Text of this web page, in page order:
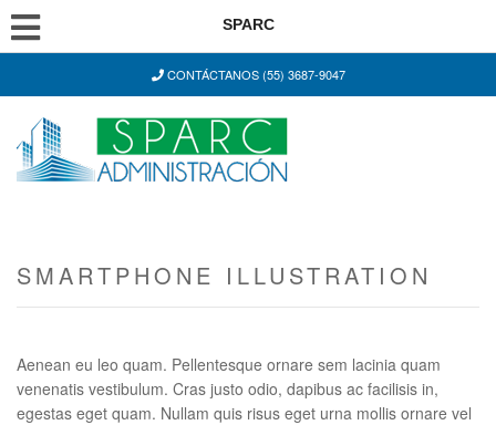
SPARC
CONTÁCTANOS (55) 3687-9047
SMARTPHONE ILLUSTRATION
Aenean eu leo quam. Pellentesque ornare sem lacinia quam
venenatis vestibulum. Cras justo odio, dapibus ac facilisis in,
egestas eget quam. Nullam quis risus eget urna mollis ornare vel